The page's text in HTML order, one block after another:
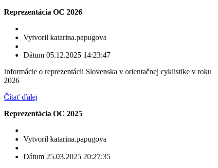
Reprezentácia OC 2026
Vytvoril katarina.papugova
Dátum 05.12.2025 14:23:47
Informácie o reprezentácii Slovenska v orientačnej cyklistike v roku
2026
Čítať ďalej
Reprezentácia OC 2025
Vytvoril katarina.papugova
Dátum 25.03.2025 20:27:35